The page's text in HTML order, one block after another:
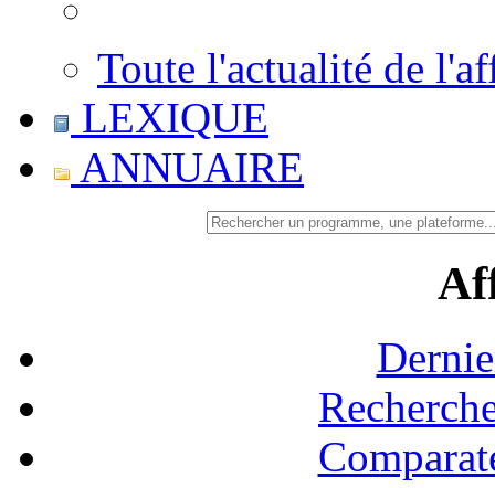
Toute l'actualité de
LEXIQUE
ANNUAIRE